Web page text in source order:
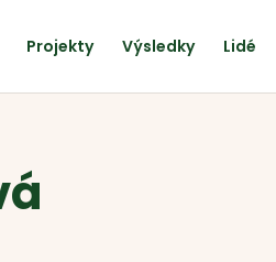
Projekty Výsledky Lidé